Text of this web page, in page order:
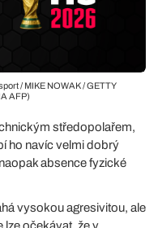
/ MIKE NOWAK / GETTY
AFP)
středopolařem,
ho navíc velmi dobrý
absence fyzické
vysokou agresivitou, ale